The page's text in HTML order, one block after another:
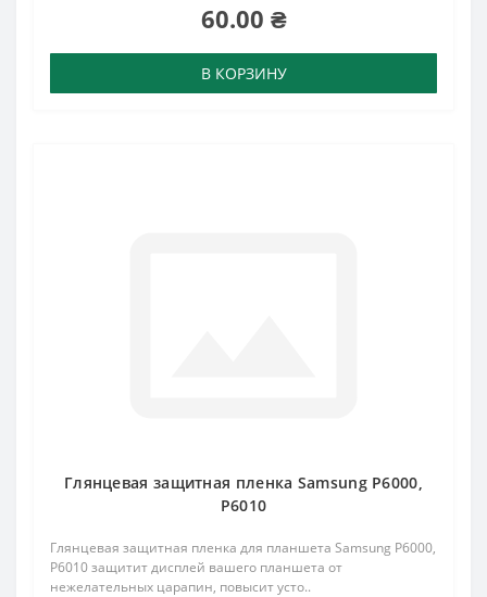
60.00 ₴
В КОРЗИНУ
Глянцевая защитная пленка Samsung P6000,
P6010
Глянцевая защитная пленка для планшета Samsung P6000,
P6010 защитит дисплей вашего планшета от
нежелательных царапин, повысит усто..